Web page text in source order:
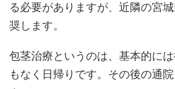
る必要がありますが、近隣の宮
奨します。
包茎治療というのは、基本的に
もなく日帰りです。その後の通